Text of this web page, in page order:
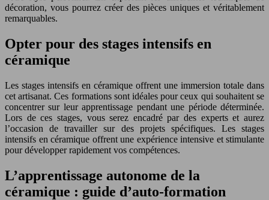
décoration, vous pourrez créer des pièces uniques et véritablement
remarquables.
Opter pour des stages intensifs en
céramique
Les stages intensifs en céramique offrent une immersion totale dans
cet artisanat. Ces formations sont idéales pour ceux qui souhaitent se
concentrer sur leur apprentissage pendant une période déterminée.
Lors de ces stages, vous serez encadré par des experts et aurez
l’occasion de travailler sur des projets spécifiques. Les stages
intensifs en céramique offrent une expérience intensive et stimulante
pour développer rapidement vos compétences.
L’apprentissage autonome de la
céramique : guide d’auto-formation